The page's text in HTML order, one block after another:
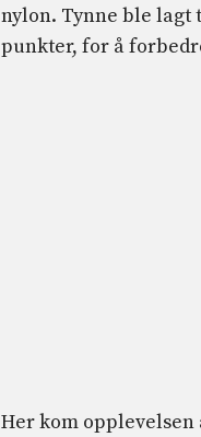
nylon. Tynne ble
punkter, for å
Her kom opplevelsen